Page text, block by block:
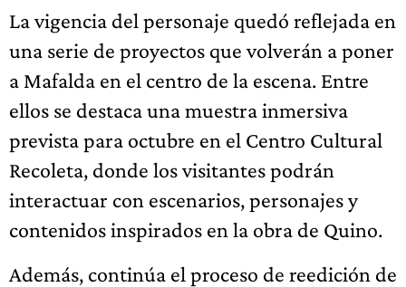
La vigencia del personaje quedó reflejada en
una serie de proyectos que volverán a poner
a Mafalda en el centro de la escena. Entre
ellos se destaca una muestra inmersiva
prevista para octubre en el Centro Cultural
Recoleta, donde los visitantes podrán
interactuar con escenarios, personajes y
contenidos inspirados en la obra de Quino.
Además, continúa el proceso de reedición de